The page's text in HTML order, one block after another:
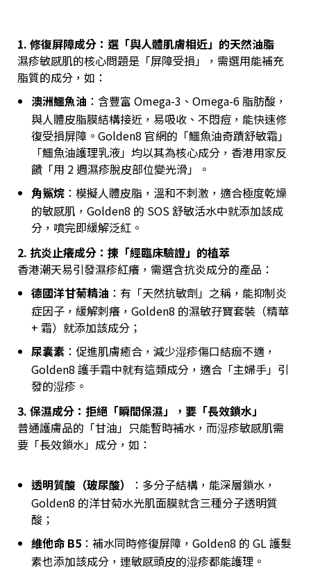
1. 修復屏障成分：選「與人體肌膚相近」的天然油脂
濕疹敏感肌的核心問題是「屏障受損」，需選用能補充
脂質的成分，如：
澳洲鱷魚油 ：含豐富 Omega-3、Omega-6 脂肪酸，
與人體皮脂膜結構接近，易吸收、不悶痘，能快速修
復受損屏障。Golden8 官網的「鱷魚油奇蹟舒敏霜」
「鱷魚油護理乳液」均以其為核心成分，香港用家反
饋「用 2 週濕疹脫皮部位變光滑」。
角鯊烷 ：模擬人體皮脂，溫和不刺激，適合極度乾燥
的敏感肌，Golden8 的 SOS 舒敏活水中就添加該成
分，噴完即緩解泛紅。
2. 抗炎止癢成分：揀「經臨床驗證」的植萃
香港潮天易引發濕疹紅癢，需選含抗炎成分的產品：
德國洋甘菊精油 ：有「天然抗敏劑」之稱，能抑制炎
症因子，緩解刺癢，Golden8 的濕敏孖寶套裝（精華
+ 霜）就添加該成分；
尿囊素 ：促進肌膚癒合，減少湿疹傷口結痂不適，
Golden8 護手霜中就有這類成分，適合「主婦手」引
發的湿疹。
3. 保濕成分：拒絕「瞬間保濕」，要「長效鎖水」
普通護膚品的「甘油」只能暫時補水，而湿疹敏感肌需
要「長效鎖水」成分，如：
透明質酸（玻尿酸）
：多分子結構，能深層鎖水，
Golden8 的洋甘菊水光肌面膜就含三種分子透明質
酸；
維他命 B5 ：補水同時修復屏障，Golden8 的 GL 護髮
素也添加該成分，連敏感頭皮的湿疹都能護理。